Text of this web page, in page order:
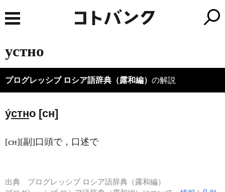
устно
プログレッシブ ロシア語辞典（露和編） の解説
у́стно [сн]
[сн][副]口頭で，口述で
出典 プログレッシブ ロシア語辞典（露和編）